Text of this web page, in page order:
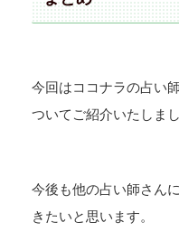
今回はココナラの占い
ついてご紹介いたしま
今後も他の占い師さん
きたいと思います。